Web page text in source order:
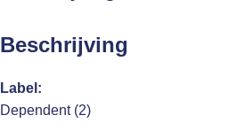
Beschrijving
Label:
Dependent (2)